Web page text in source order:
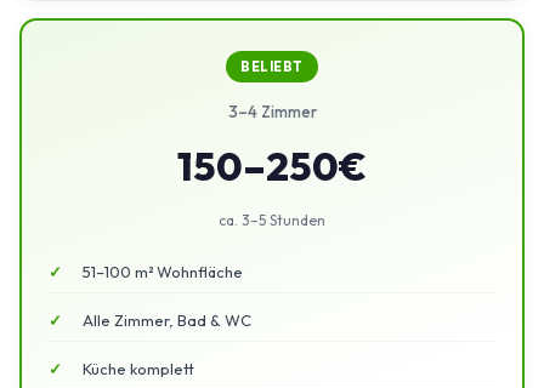
BELIEBT
3–4 Zimmer
150–250€
ca. 3–5 Stunden
51–100 m² Wohnfläche
Alle Zimmer, Bad & WC
Küche komplett